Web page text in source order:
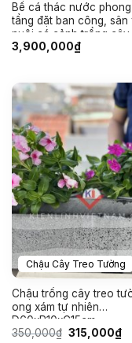
Bể cá thác nước
tầng đặt ban công, sân
nuôi cá cảnh trồng cây
sinh thác chảy tuần
3,900,000₫
Chậu Cây Treo Tường
Chậu trồng cây treo
ong xám tự nhiên
D60xR10xC15cm
350,000₫ Giá
315,000₫Giá